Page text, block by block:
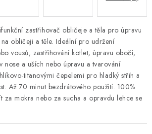
zastřihovač obličeje a těla pro úpravu
obličeji a těle. Ideální pro udržení
vousů, zastřihování kotlet, úpravu obočí,
nose a uších nebo úpravu a tvarování
titanovými čepelemi pro hladký střih a
Až 70 minut bezdrátového použití. 100%
za mokra nebo za sucha a opravdu lehce se